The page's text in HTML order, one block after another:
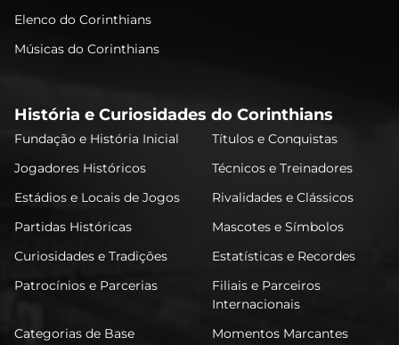
Elenco do Corinthians
Músicas do Corinthians
História e Curiosidades do Corinthians
Fundação e História Inicial
Títulos e Conquistas
Jogadores Históricos
Técnicos e Treinadores
Estádios e Locais de Jogos
Rivalidades e Clássicos
Partidas Históricas
Mascotes e Símbolos
Curiosidades e Tradições
Estatísticas e Recordes
Patrocínios e Parcerias
Filiais e Parceiros
Internacionais
Categorias de Base
Momentos Marcantes